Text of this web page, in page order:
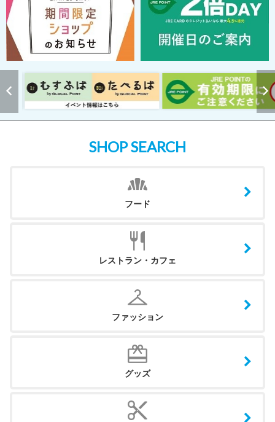
SHOP SEARCH
フード
レストラン・カフェ
ファッション
グッズ